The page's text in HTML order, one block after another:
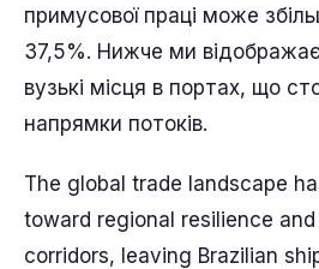
примусової праці може
37,5%. Нижче ми
вузькі місця в портах, що
напрямки потоків.
The global trade landscape
toward regional resilience
corridors, leaving Brazilian